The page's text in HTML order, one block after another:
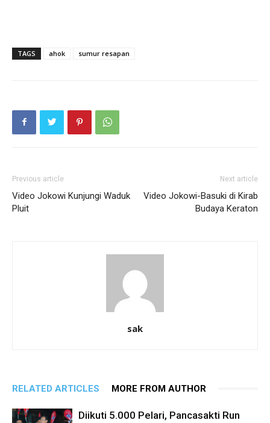
TAGS ahok sumur resapan
Previous article
Video Jokowi Kunjungi Waduk
Pluit
Next article
Video Jokowi-Basuki di Kirab
Budaya Keraton
sak
RELATED ARTICLES MORE FROM AUTHOR
Diikuti 5.000 Pelari, Pancasakti Run